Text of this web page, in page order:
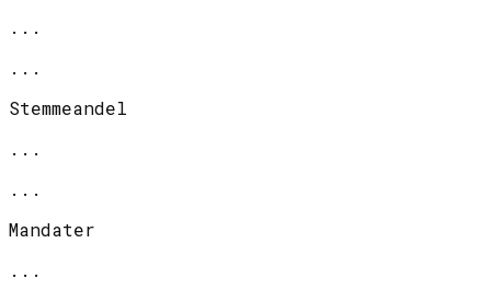
...
...
Stemmeandel
...
...
Mandater
...